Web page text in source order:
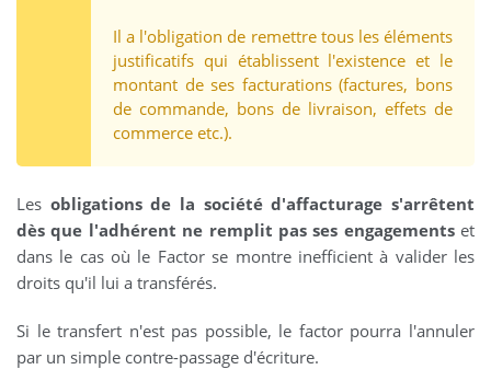
Il a l'obligation de remettre tous les éléments
justificatifs qui établissent l'existence et le
montant de ses facturations (factures, bons
de commande, bons de livraison, effets de
commerce etc.).
Les obligations de la société d'affacturage s'arrêtent
dès que l'adhérent ne remplit pas ses engagementset
dans le cas où le Factor se montre inefficient à valider les
droits qu'il lui a transférés.
Si le transfert n'est pas possible, le factor pourra l'annuler
par un simple contre-passage d'écriture.